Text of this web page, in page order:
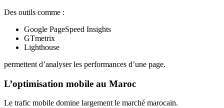
Des outils comme :
Google PageSpeed Insights
GTmetrix
Lighthouse
permettent d’analyser les performances d’une page.
L’optimisation mobile au Maroc
Le trafic mobile domine largement le marché marocain.